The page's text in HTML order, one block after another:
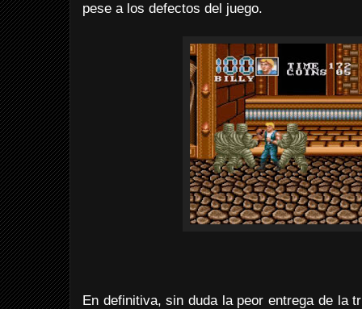
pese a los defectos del juego.
En definitiva, sin duda la peor entrega de la